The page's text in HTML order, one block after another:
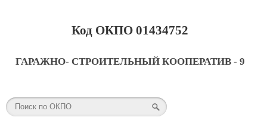
Код ОКПО 01434752
ГАРАЖНО- СТРОИТЕЛЬНЫЙ КООПЕРАТИВ - 9